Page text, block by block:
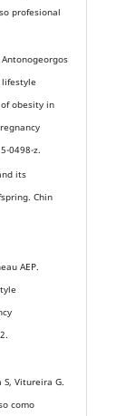
profesional
obesity in
0498-z.
its
Chin
AEP.
S, Vitureira G.
como